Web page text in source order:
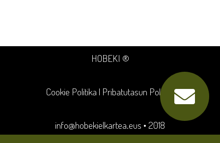
HOBEKI ®
Cookie Politika | Pribatutasun Politika
info@hobekielkartea.eus • 2018